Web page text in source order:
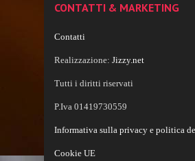
CONTATTI & MARKETING
Contatti
Realizzazione: Jizzy.net
Tutti i diritti riservati
P.Iva 01419730559
Informativa sulla privacy e politica
Cookie UE